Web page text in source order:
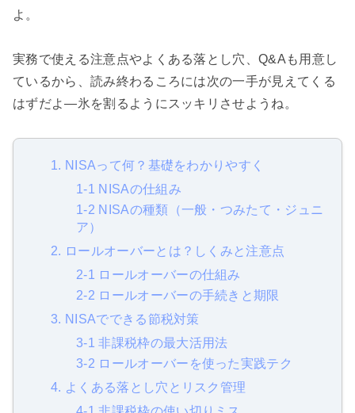
よ。
実務で使える注意点やよくある落とし穴、Q&Aも用意し
ているから、読み終わるころには次の一手が見えてくる
はずだよ—氷を割るようにスッキリさせようね。
1. NISAって何？基礎をわかりやすく
1-1 NISAの仕組み
1-2 NISAの種類（一般・つみたて・ジュニ
ア）
2. ロールオーバーとは？しくみと注意点
2-1 ロールオーバーの仕組み
2-2 ロールオーバーの手続きと期限
3. NISAでできる節税対策
3-1 非課税枠の最大活用法
3-2 ロールオーバーを使った実践テク
4. よくある落とし穴とリスク管理